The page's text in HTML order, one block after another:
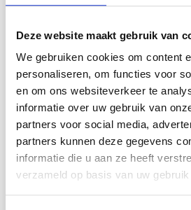
Deze website maakt gebruik van
We gebruiken cookies om content
personaliseren, om functies voor
en om ons websiteverkeer te
informatie over uw gebruik van
partners voor social media,
partners kunnen deze gegevens
informatie die u aan ze heeft
verzameld op basis van uw
contacter notre service support si
0-1472 C'est chaud
Design
Conception DROPS : Modèle x-444
Groupe de fils C
TAILLE:
Dimensions après feutrage :
Dimensions avant feutrage : environ
MATÉRIAUX: